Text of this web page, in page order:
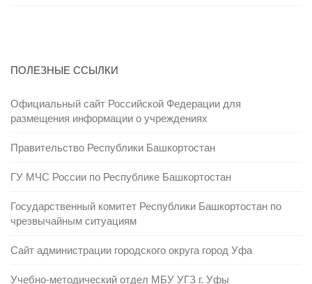
ПОЛЕЗНЫЕ ССЫЛКИ
Официальный сайт Российской Федерации для
размещения информации о учреждениях
Правительство Республики Башкортостан
ГУ МЧС России по Республике Башкортостан
Государственный комитет Республики Башкортостан по
чрезвычайным ситуациям
Сайт администрации городского округа город Уфа
Учебно-методический отдел МБУ УГЗ г. Уфы